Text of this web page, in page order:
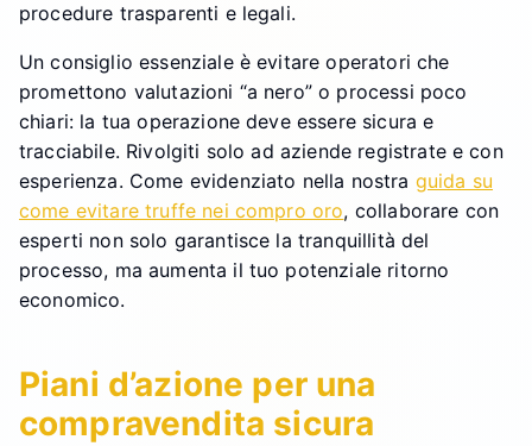
procedure trasparenti e legali.
Un consiglio essenziale è evitare operatori che
promettono valutazioni “a nero” o processi poco
chiari: la tua operazione deve essere sicura e
tracciabile. Rivolgiti solo ad aziende registrate e con
esperienza. Come evidenziato nella nostra guida su
come evitare truffe nei compro oro, collaborare con
esperti non solo garantisce la tranquillità del
processo, ma aumenta il tuo potenziale ritorno
economico.
Piani d’azione per una
compravendita sicura